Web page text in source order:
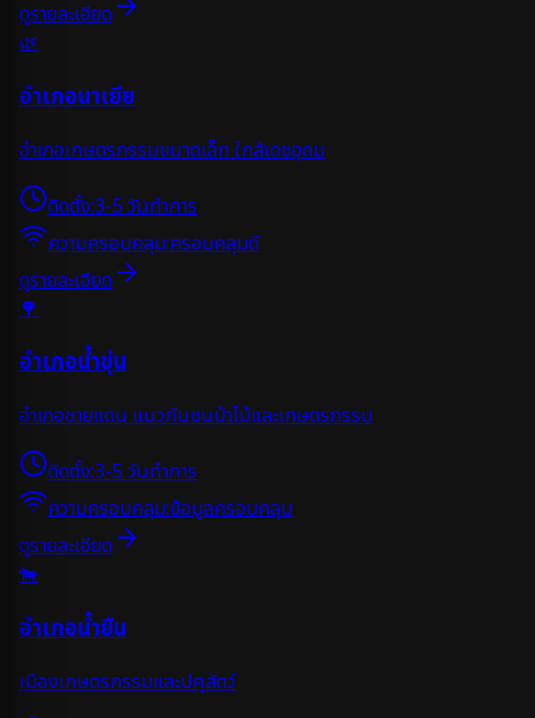
ดูรายละเอียด
🌿
อำเภอนาเยีย
อำเภอเกษตรกรรมขนาดเล็ก ใกล้เดชอุดม
ติดตั้ง:3-5 วันทำการ
ความครอบคลุม:ครอบคลุมดี
ดูรายละเอียด
🌳
อำเภอน้ำขุ่น
อำเภอชายแดน แนวกันชนป่าไม้และเกษตรกรรม
ติดตั้ง:3-5 วันทำการ
ความครอบคลุม:ข้อมูลครอบคลุม
ดูรายละเอียด
🐄
อำเภอน้ำยืน
เมืองเกษตรกรรมและปศุสัตว์